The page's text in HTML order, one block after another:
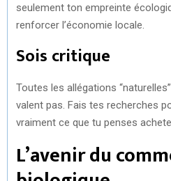
seulement ton empreinte
renforcer l’économie locale.
Sois critique
Toutes les allégations
valent pas. Fais tes recherches
vraiment ce que tu penses
L’avenir du